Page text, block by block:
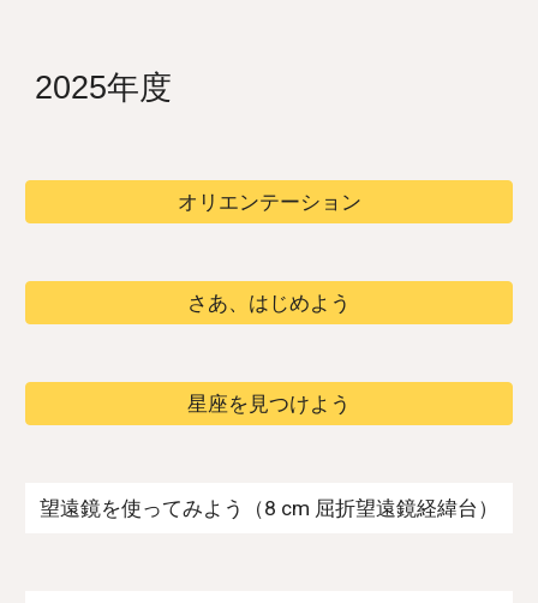
2025年度
オリエンテーション
さあ、はじめよう
星座を見つけよう
望遠鏡を使ってみよう（8 cm 屈折望遠鏡経緯台）